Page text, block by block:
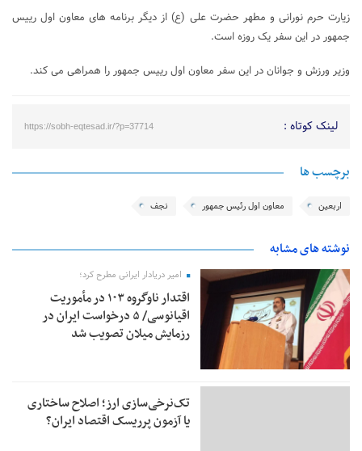
زیارت حرم نورانی و مطهر حضرت علی (ع) از دیگر برنامه های معاون اول رییس
جمهور در این سفر یک روزه است.
وزیر ورزش و جوانان در این سفر معاون اول رییس جمهور را همراهی می کند.
لینک کوتاه : https://sobh-eqtesad.ir/?p=37714
برچسب ها
اربعین معاون اول رئیس جمهور نجف
نوشته های مشابه
امیر دریادار ایرانی مطرح کرد؛
اقتدار ناوگروه ۱۰۳ در مأموریت‌
اقیانوسی/ ۵ درخواست ایران در
رزمایش میلان تصویب شد
تک‌نرخی‌سازی ارز؛ اصلاح ساختاری
یا آزمون پرریسک اقتصاد ایران؟